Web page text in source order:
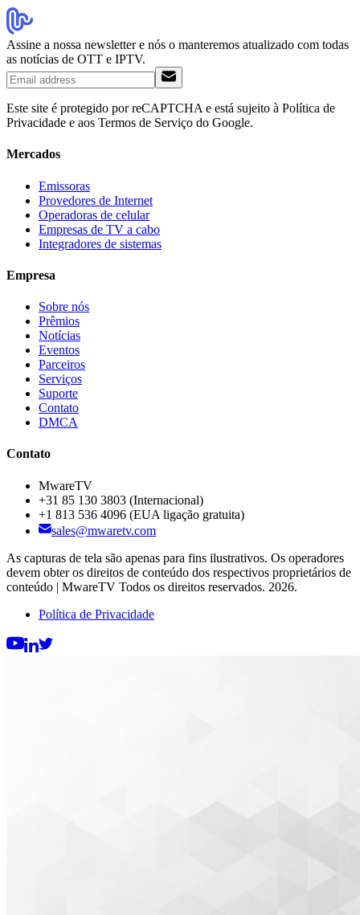
Assine a nossa newsletter e nós o manteremos atualizado com todas
as notícias de OTT e IPTV.
Este site é protegido por reCAPTCHA e está sujeito à Política de
Privacidade e aos Termos de Serviço do Google.
Mercados
Emissoras
Provedores de Internet
Operadoras de celular
Empresas de TV a cabo
Integradores de sistemas
Empresa
Sobre nós
Prêmios
Notícias
Eventos
Parceiros
Serviços
Suporte
Contato
DMCA
Contato
MwareTV
+31 85 130 3803 (Internacional)
+1 813 536 4096 (EUA ligação gratuita)
sales@mwaretv.com
As capturas de tela são apenas para fins ilustrativos. Os operadores
devem obter os direitos de conteúdo dos respectivos proprietários de
conteúdo | MwareTV Todos os direitos reservados. 2026.
Política de Privacidade